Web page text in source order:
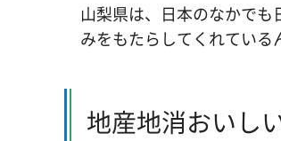
山梨県は、日本のなかで
みをもたらしてくれている
地産地消おいし